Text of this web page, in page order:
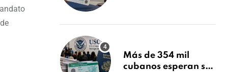
tras Writ of
Más de 354 mil
cubanos esperan su